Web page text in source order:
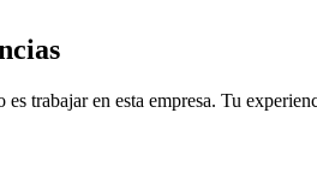
trabajar en esta empresa. Tu